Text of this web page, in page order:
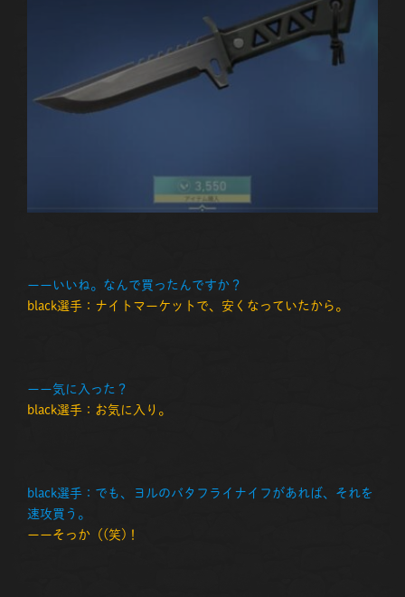
ーーいいね。なんで買ったんですか？
black選手：ナイトマーケットで、安くなっていたから。
ーー気に入った？
black選手：お気に入り。
black選手：でも、ヨルのバタフライナイフがあれば、それを
速攻買う。
ーーそっか（(笑)！